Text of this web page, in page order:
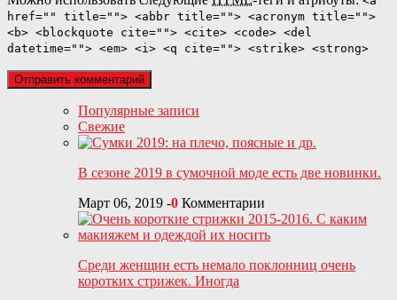
href="" title=""> <abbr title=""> <acronym title="">
<b> <blockquote cite=""> <cite> <code> <del
datetime=""> <em> <i> <q cite=""> <strike> <strong>
Популярные записи
Свежие
В сезоне 2019 в сумочной моде есть две новинки.
Март 06, 2019 -0 Комментарии
Среди женщин есть немало поклонниц очень
коротких стрижек. Иногда